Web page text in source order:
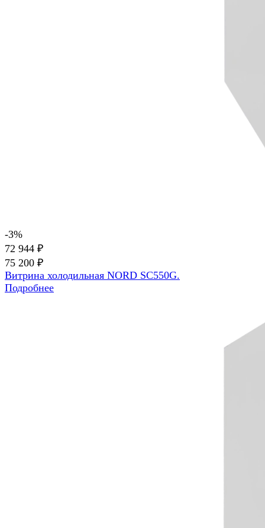
-3%
72 944 ₽
75 200 ₽
Витрина холодильная NORD SC550G.
Подробнее